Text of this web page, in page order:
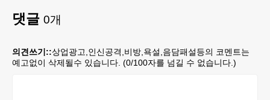
댓글 0개
의견쓰기::상업광고,인신공격,비방,욕설,음담패설등의 코멘트는
예고없이 삭제될수 있습니다. (0/100자를 넘길 수 없습니다.)